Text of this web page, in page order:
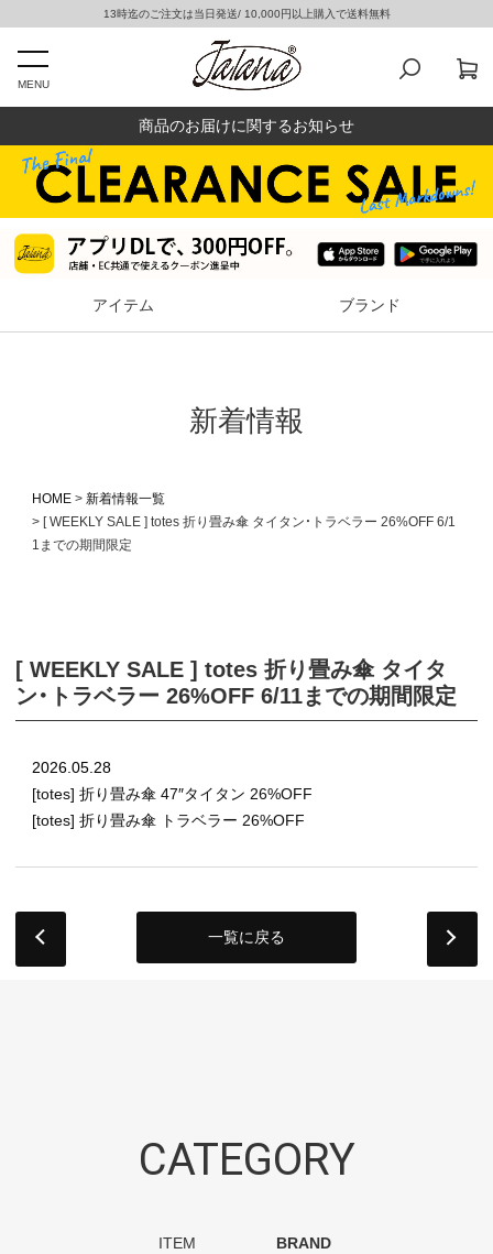
13時迄のご注文は当日発送/ 10,000円以上購入で送料無料
MENU
商品のお届けに関するお知らせ
アイテム ブランド
新着情報
HOME
新着情報一覧
[ WEEKLY SALE ] totes 折り畳み傘 タイタン・トラベラー 26%OFF 6/1
1までの期間限定
[ WEEKLY SALE ] totes 折り畳み傘 タイタ
ン・トラベラー 26%OFF 6/11までの期間限定
2026.05.28
[totes] 折り畳み傘 47″タイタン 26%OFF
[totes] 折り畳み傘 トラベラー 26%OFF
一覧に戻る
CATEGORY
ITEM BRAND